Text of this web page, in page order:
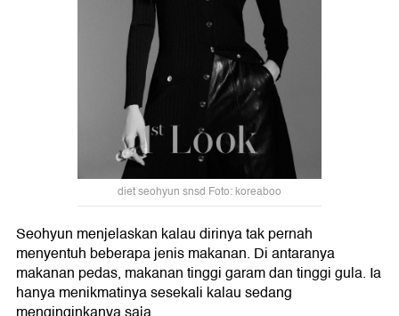
diet seohyun snsd Foto: koreaboo
Seohyun menjelaskan kalau dirinya tak pernah
menyentuh beberapa jenis makanan. Di antaranya
makanan pedas, makanan tinggi garam dan tinggi gula. Ia
hanya menikmatinya sesekali kalau sedang